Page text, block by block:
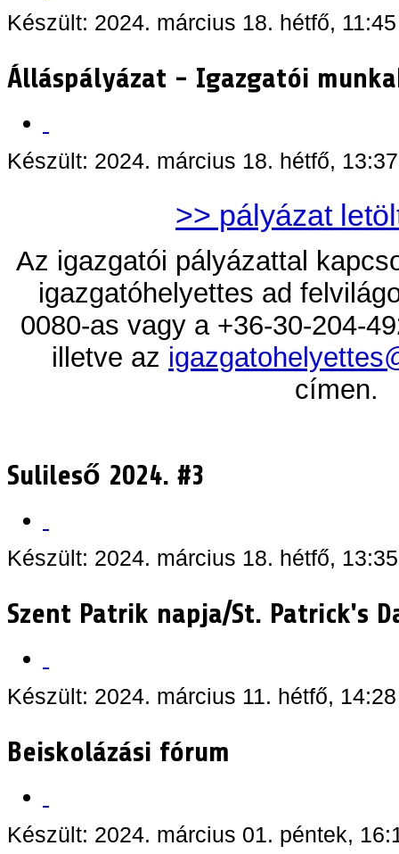
Készült: 2024. március 18. hétfő, 11:45
Álláspályázat - Igazgatói
Készült: 2024. március 18. hétfő, 13:37
>> pályázat
Az igazgatói pályázattal
igazgatóhelyettes ad
0080-as vagy a +36-30-204-
illetve az
címen.
Sulileső 2024. #3
Készült: 2024. március 18. hétfő, 13:35
Szent Patrik napja/St. Patrick's
Készült: 2024. március 11. hétfő, 14:28
Beiskolázási fórum
Készült: 2024. március 01. péntek,